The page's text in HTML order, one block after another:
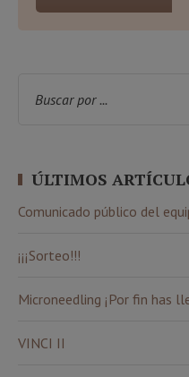
ÚLTIMOS
Comunicado público del
¡¡¡Sorteo!!!
Microneedling ¡Por fin has
VINCI II